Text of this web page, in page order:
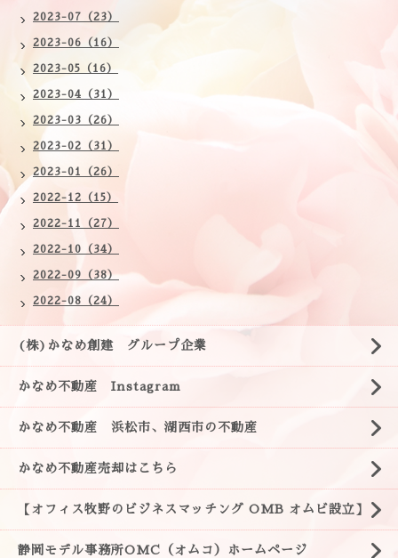
2023-07（23）
2023-06（16）
2023-05（16）
2023-04（31）
2023-03（26）
2023-02（31）
2023-01（26）
2022-12（15）
2022-11（27）
2022-10（34）
2022-09（38）
2022-08（24）
(株)かなめ創建 グループ企業
かなめ不動産 Instagram
かなめ不動産 浜松市、湖西市の不動産
かなめ不動産売却はこちら
【オフィス牧野のビジネスマッチング OMB オムビ設立】
静岡モデル事務所OMC（オムコ）ホームページ